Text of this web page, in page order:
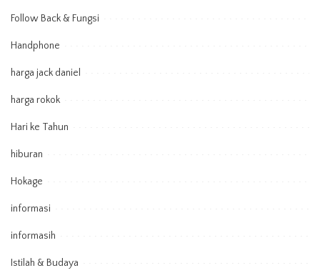
Follow Back & Fungsi
Handphone
harga jack daniel
harga rokok
Hari ke Tahun
hiburan
Hokage
informasi
informasih
Istilah & Budaya